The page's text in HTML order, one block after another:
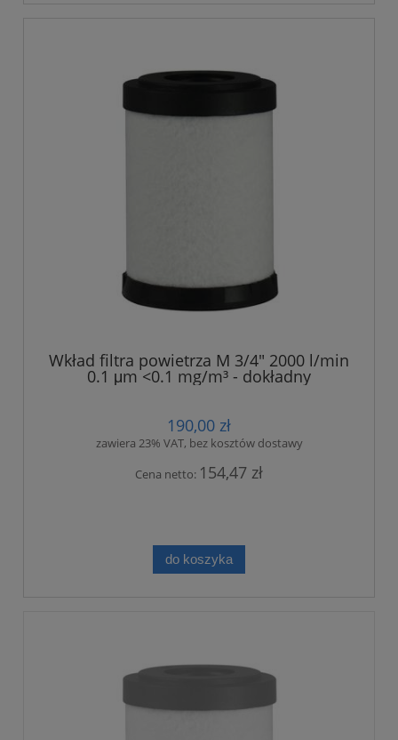
Wkład filtra powietrza M 3/4" 2000 l/min
0.1 μm <0.1 mg/m³ - dokładny
190,00 zł
zawiera 23% VAT, bez kosztów dostawy
Cena netto: 154,47 zł
do koszyka